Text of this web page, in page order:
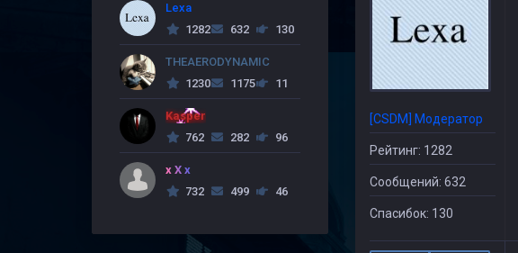
[CSDM] Модератор
Рейтинг: 1282
Сообщений: 632
Спасибок: 130
Lexa
1282
632 130
THEAERODYNAMIC
1230
1175 11
Kasper
762
282 96
x X x
732
499 46